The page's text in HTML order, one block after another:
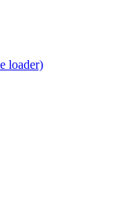
loader)